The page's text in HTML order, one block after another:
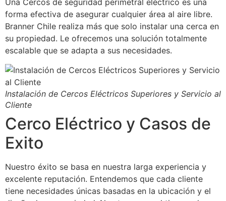
Una Cercos de seguridad perimetral eléctrico es una
forma efectiva de asegurar cualquier área al aire libre.
Branner Chile realiza más que solo instalar una cerca en
su propiedad. Le ofrecemos una solución totalmente
escalable que se adapta a sus necesidades.
Instalación de Cercos Eléctricos Superiores y Servicio al
Cliente
Cerco Eléctrico y Casos de
Exito
Nuestro éxito se basa en nuestra larga experiencia y
excelente reputación. Entendemos que cada cliente
tiene necesidades únicas basadas en la ubicación y el